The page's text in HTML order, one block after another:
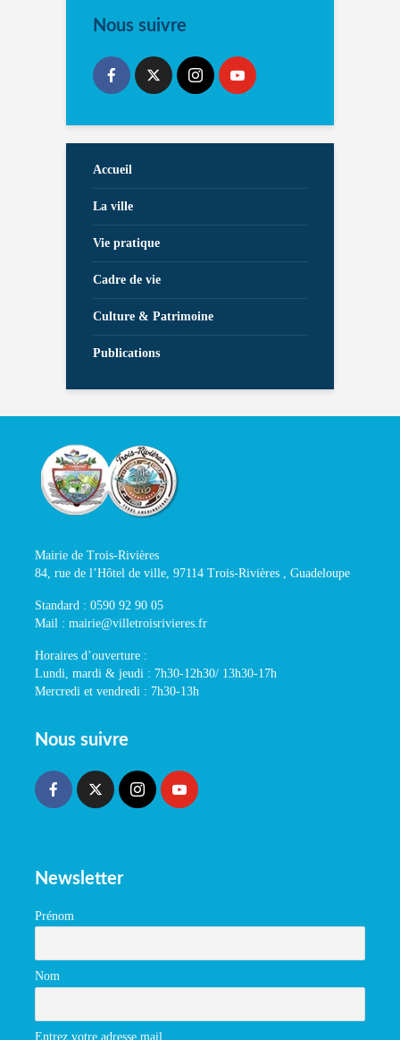
Nous suivre
Accueil
La ville
Vie pratique
Cadre de vie
Culture & Patrimoine
Publications
Mairie de Trois-Rivières
84, rue de l’Hôtel de ville, 97114 Trois-Rivières , Guadeloupe
Standard : 0590 92 90 05
Mail : mairie@villetroisrivieres.fr
Horaires d’ouverture :
Lundi, mardi & jeudi : 7h30-12h30/ 13h30-17h
Mercredi et vendredi : 7h30-13h
Nous suivre
Newsletter
Prénom
Nom
Entrez votre adresse mail